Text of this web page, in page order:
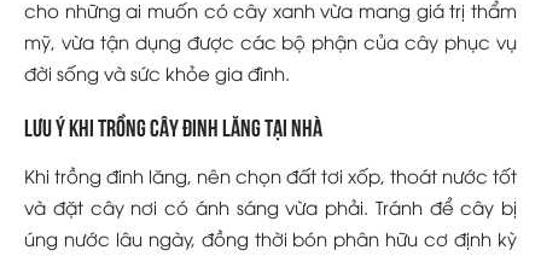
cho những ai muốn có cây xanh vừa mang giá trị thẩm
mỹ, vừa tận dụng được các bộ phận của cây phục vụ
đời sống và sức khỏe gia đình.
Lưu ý khi trồng cây đinh lăng tại nhà
Khi trồng đinh lăng, nên chọn đất tơi xốp, thoát nước tốt
và đặt cây nơi có ánh sáng vừa phải. Tránh để cây bị
úng nước lâu ngày, đồng thời bón phân hữu cơ định kỳ